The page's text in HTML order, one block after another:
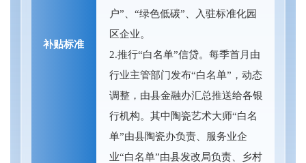
补贴标准
户”、“绿色低碳”、入驻标准化园
区企业。
2.推行“白名单”信贷。每季首月由
行业主管部门发布“白名单”，动态
调整，由县金融办汇总推送给各银
行机构。其中陶瓷艺术大师“白名
单”由县陶瓷办负责、服务业企
业“白名单”由县发改局负责、乡村